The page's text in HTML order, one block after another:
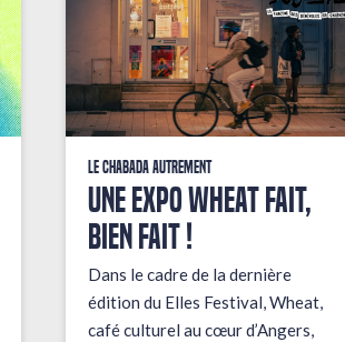
Le Chabada autrement
Une expo wheat fait,
bien fait !
Dans le cadre de la dernière
édition du Elles Festival, Wheat,
café culturel au cœur d’Angers,